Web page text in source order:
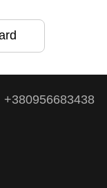
+380956683438